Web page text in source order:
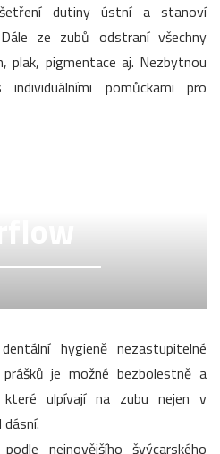
dutiny ústní a stanoví
ze zubů odstraní všechny
plak, pigmentace aj. Nezbytnou
pomůckami pro
hygieně nezastupitelné
je možné bezbolestně a
ulpívají na zubu nejen v
nejnovějšího švýcarského